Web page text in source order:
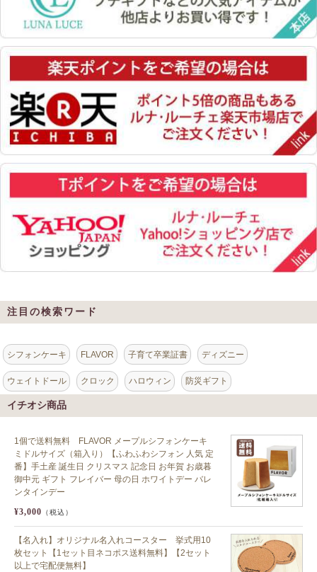
注目の検索ワード
シフォンケーキ FLAVOR 子育て卒業証書 ディズニー
ウェイトドール クロック ハロウィン 防災ギフト
イチオシ商品
1個で送料無料 FLAVOR メープルシフォンケーキ
ミドルサイズ（箱入り）【ふわふわシフォン 人気 定
番】手土産 誕生日 クリスマス 記念日 お年賀 お歳暮
御中元 ギフト フレイバー 母の日 ホワイトデー バレ
ンタインデー
¥3,000 （税込）
【名入れ】オリジナル名入れコースター 挙式用10
枚セット【1セット目ネコポス送料無料】【2セット
以上で宅配便無料】